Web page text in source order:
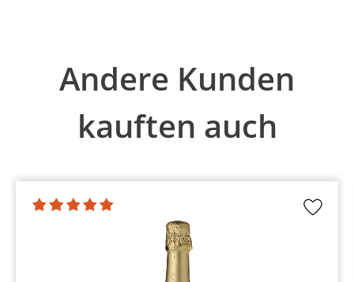
Andere Kunden
kauften auch